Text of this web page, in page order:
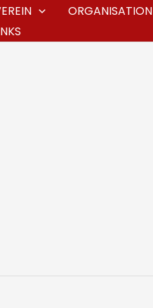
ORGANISATION